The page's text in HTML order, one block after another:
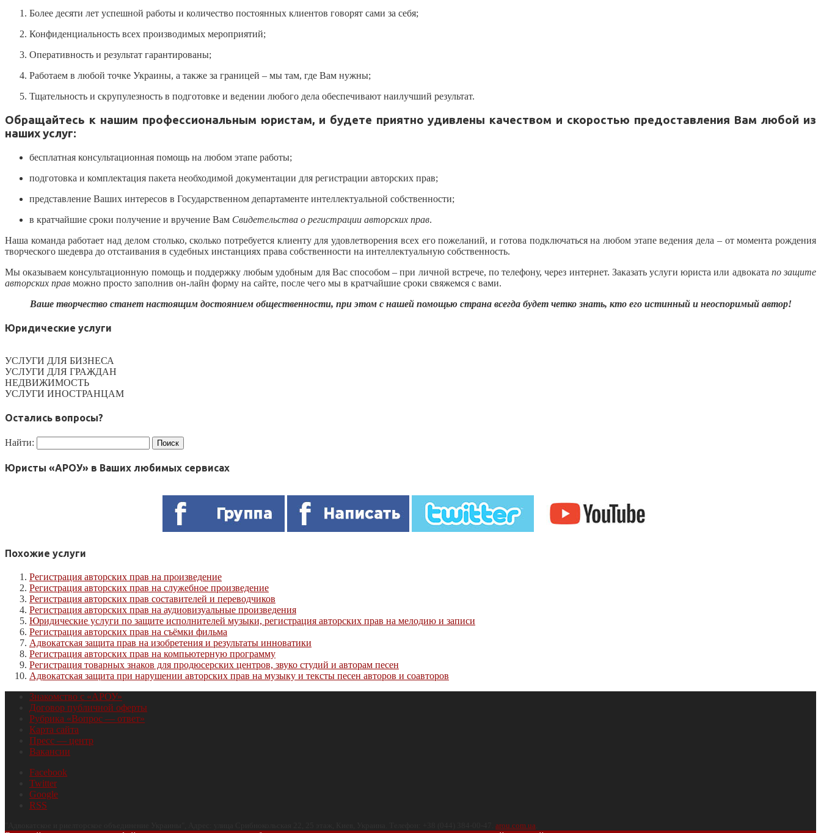
Более десяти лет успешной работы и количество постоянных клиентов говорят сами за себя;
Конфиденциальность всех производимых мероприятий;
Оперативность и результат гарантированы;
Работаем в любой точке Украины, а также за границей – мы там, где Вам нужны;
Тщательность и скрупулезность в подготовке и ведении любого дела обеспечивают наилучший результат.
Обращайтесь к нашим профессиональным юристам, и будете приятно удивлены качеством и скоростью предоставления Вам любой из
наших услуг:
бесплатная консультационная помощь на любом этапе работы;
подготовка и комплектация пакета необходимой документации для регистрации авторских прав;
представление Ваших интересов в Государственном департаменте интеллектуальной собственности;
в кратчайшие сроки получение и вручение Вам Свидетельства о регистрации авторских прав.
Наша команда работает над делом столько, сколько потребуется клиенту для удовлетворения всех его пожеланий, и готова подключаться на любом этапе ведения дела – от момента рождения
творческого шедевра до отстаивания в судебных инстанциях права собственности на интеллектуальную собственность.
Мы оказываем консультационную помощь и поддержку любым удобным для Вас способом – при личной встрече, по телефону, через интернет. Заказать услуги юриста или адвоката по защите
авторских прав можно просто заполнив он-лайн форму на сайте, после чего мы в кратчайшие сроки свяжемся с вами.
Ваше творчество станет настоящим достоянием общественности, при этом с нашей помощью страна всегда будет четко знать, кто его истинный и неоспоримый автор!
Юридические услуги
УСЛУГИ ДЛЯ БИЗНЕСА
УСЛУГИ ДЛЯ ГРАЖДАН
НЕДВИЖИМОСТЬ
УСЛУГИ ИНОСТРАНЦАМ
Остались вопросы?
Найти:
Юристы «АРОУ» в Ваших любимых сервисах
Похожие услуги
Регистрация авторских прав на произведение
Регистрация авторских прав на служебное произведение
Регистрация авторских прав составителей и переводчиков
Регистрация авторских прав на аудиовизуальные произведения
Юридические услуги по защите исполнителей музыки, регистрация авторских прав на мелодию и записи
Регистрация авторских прав на съёмки фильма
Адвокатская защита прав на изобретения и результаты инноватики
Регистрация авторских прав на компьютерную программу
Регистрация товарных знаков для продюсерских центров, звуко студий и авторам песен
Адвокатская защита при нарушении авторских прав на музыку и тексты песен авторов и соавторов
Знакомство с «АРОУ»
Договор публичной оферты
Рубрика «Вопрос — ответ»
Карта сайта
Пресс — центр
Вакансии
Facebook
Twitter
Google
RSS
arou.com.ua